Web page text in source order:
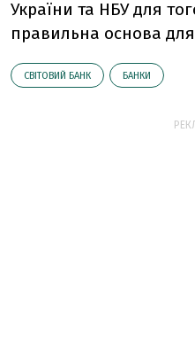
України та НБУ для
правильна основа
СВІТОВИЙ БАНК БАНКИ